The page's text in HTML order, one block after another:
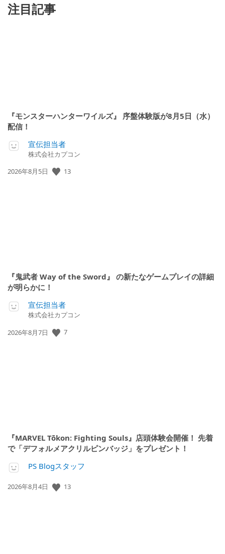
注目記事
『モンスターハンターワイルズ』 序盤体験版が8月5日（水）
配信！
宣伝担当者
株式会社カプコン
公
2026年8月5日 13
『鬼武者 Way of the Sword』 の新たなゲームプレイの詳細
が明らかに！
宣伝担当者
株式会社カプコン
公
2026年8月7日 7
『MARVEL Tōkon: Fighting Souls』店頭体験会開催！ 先着
で「デフォルメアクリルピンバッジ」をプレゼント！
PS Blogスタッフ
公
2026年8月4日 13